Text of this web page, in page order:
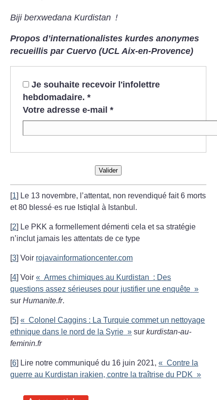
Biji berxwedana Kurdistan !
Propos d’internationalistes kurdes anonymes
recueillis par Cuervo (UCL Aix-en-Provence)
Je souhaite recevoir l'infolettre
hebdomadaire. *
Votre adresse e-mail *
Valider
[1] Le 13 novembre, l’attentat, non revendiqué fait 6 morts
et 80 blessé·es rue Istiqlal à Istanbul.
[2] Le PKK a formellement démenti cela et sa stratégie
n’inclut jamais les attentats de ce type
[3]Voir rojavainformationcenter.com
[4]Voir« Armes chimiques au Kurdistan : Des
questions assez sérieuses pour justifier une enquête »
surHumanite.fr.
[5]« Colonel Caggins : La Turquie commet un nettoyage
ethnique dans le nord de la Syrie » surkurdistan-au-
feminin.fr
[6] Lire notre communiqué du 16 juin 2021,« Contre la
guerre au Kurdistan irakien, contre la traîtrise du PDK »